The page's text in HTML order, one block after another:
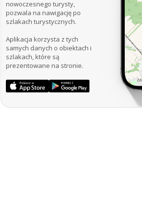
nowoczesnego turysty,
pozwala na nawigację po
szlakach turystycznych.
Aplikacja korzysta z tych
samych danych o obiektach i
szlakach, które są
prezentowane na stronie.